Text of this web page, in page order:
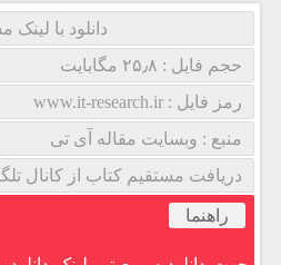
دانلود با لینک
حجم فایل : ۲۵٫۸ مگابایت
رمز فایل : www.it-research.ir
منبع : وبسایت مقاله آی تی
دریافت مستقیم کتاب از کانال
راهنما